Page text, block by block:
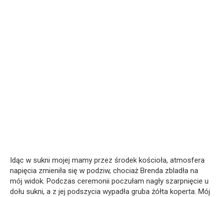
Idąc w sukni mojej mamy przez środek kościoła, atmosfera
napięcia zmieniła się w podziw, chociaż Brenda zbladła na
mój widok. Podczas ceremonii poczułam nagły szarpnięcie u
dołu sukni, a z jej podszycia wypadła gruba żółta koperta. Mój